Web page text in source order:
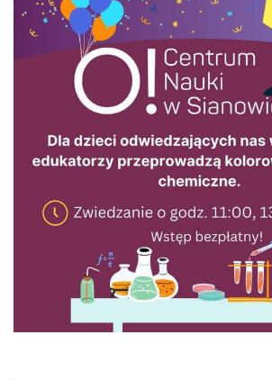
XIII Komorowska Biesiada Historyczna
08.08.2026
Dożynki Gminne w Biesiekierzu
05.09.2026
Dożynki Powiatowe w Niedalinie
12.09.2026